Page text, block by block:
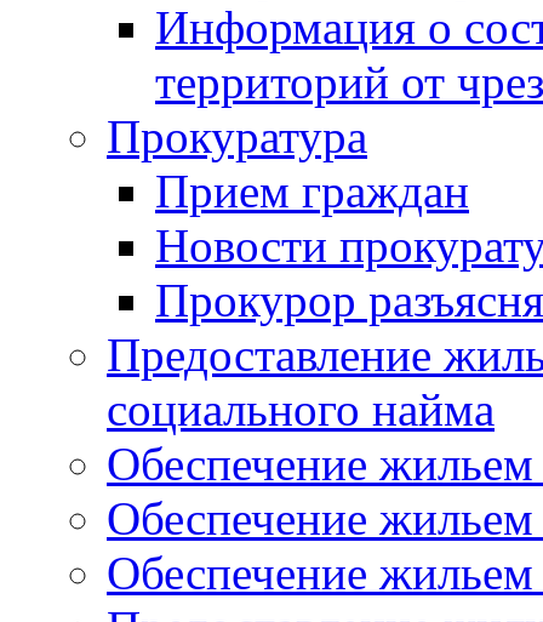
Информация о
территорий от
Прокуратура
Прием граждан
Новости
Прокурор
Предоставление
социального найма
Обеспечение
Обеспечение
Обеспечение жильем